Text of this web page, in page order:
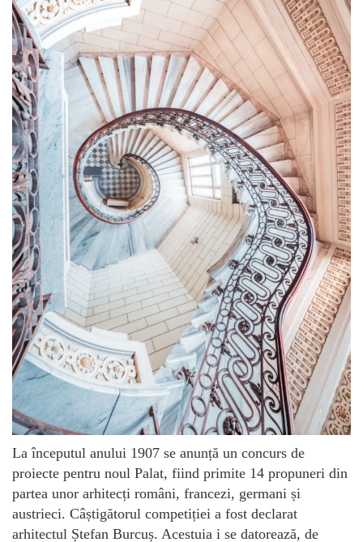
La începutul anului 1907 se anunță un concurs de
proiecte pentru noul Palat, fiind primite 14 propuneri din
partea unor arhitecți români, francezi, germani și
austrieci. Câștigătorul competiției a fost declarat
arhitectul Ștefan Burcuș. Acestuia i se datorează, de